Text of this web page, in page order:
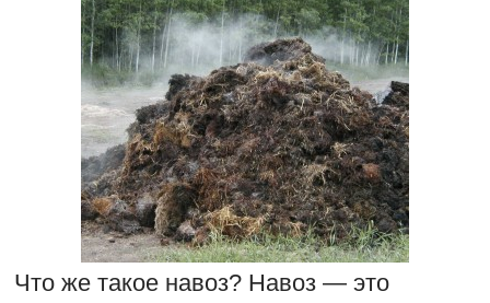
Что же такое навоз? Навоз — это